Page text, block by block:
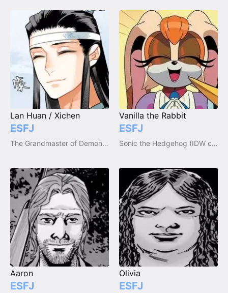
Lan Huan / Xichen
ESFJ
The Grandmaster of Demonic Cultivation / Mo Dao Zu Shi
Vanilla the Rabbit
ESFJ
Sonic the Hedgehog (IDW comic series)
Aaron
ESFJ
Olivia
ESFJ